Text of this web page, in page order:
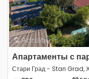
Апартаменты с
Стари Град - Stari Grad,